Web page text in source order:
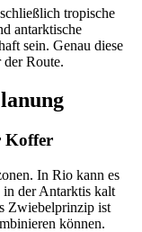
tropische
antarktische
sein. Genau diese
Route.
Koffer
In Rio kann es
der Antarktis kalt
Zwiebelprinzip ist
können.